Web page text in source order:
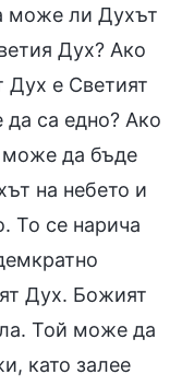
може ли Духът
Дух? Ако
Дух е Светият
да са едно? Ако
може да бъде
на небето и
То се нарича
Дух. Божият
Той може да
като залее